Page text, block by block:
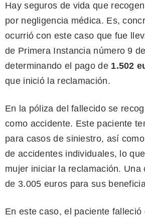
Hay seguros de vida que
por negligencia médica. Es,
ocurrió con este caso que fue
de Primera Instancia número 9
determinando el pago de 1.502
que inició la reclamación.
En la póliza del fallecido se
como accidente. Este paciente
para casos de siniestro, así
de accidentes individuales, lo
mujer iniciar la reclamación.
de 3.005 euros para sus
En este caso, el paciente falleció